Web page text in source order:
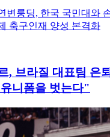
, 브라질 대표팀
니폼을 벗는다"